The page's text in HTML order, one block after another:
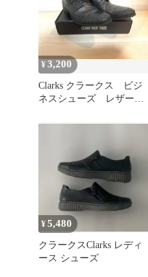
¥3,200
Clarks クラークス ビジ
ネスシューズ レザーシ
¥5,480
クラークスClarks レディ
ース シューズ